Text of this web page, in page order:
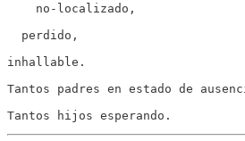
    no-localizado,
  perdido,
inhallable.
Tantos padres en estado de